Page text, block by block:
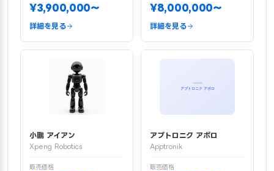
¥3,900,000〜
詳細を見る
¥8,000,000〜
詳細を見る
小鵬 アイアン
Xpeng Robotics
販売価格
アプトロニク アポロ
Apptronik
販売価格